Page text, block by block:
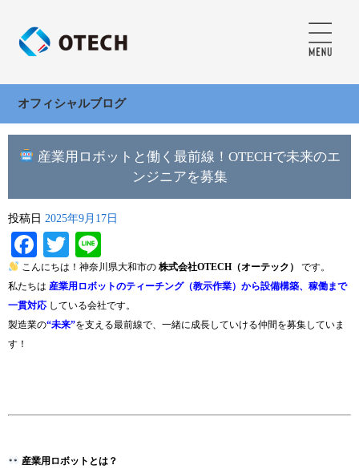
オフィシャルブログ
産業用ロボットと働く最前線！OTECHで未来のエ
ンジニアを募集
投稿日 2025年9月17日
Facebook
Twitter
こんにちは！神奈川県大和市の 株式会社OTECH（オーテック）
です。
私たちは 産業用ロボットのティーチング（教示作業）から設備構築、稼働まで
一貫対応 している会社です。
製造業の“未来”を支える最前線で、一緒に成長していける仲間を募集していま
す！
産業用ロボットとは？